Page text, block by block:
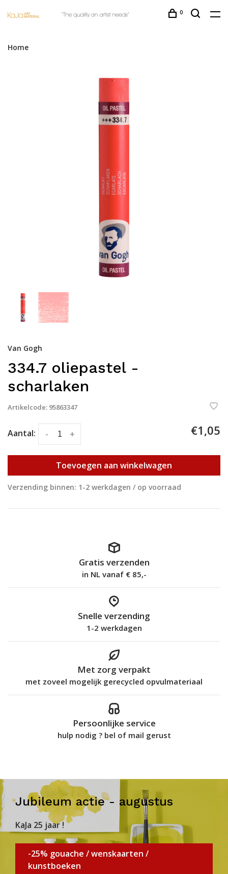
0
Home
Van Gogh
334.7 oliepastel -
scharlaken
Artikelcode: 95863347
Aantal: +
- €1,05
Toevoegen aan winkelwagen
Verzending binnen: 1-2 werkdagen / op voorraad
Gratis verzenden
in NL vanaf € 85,-
Snelle verzending
1-2 werkdagen
Met zorg verpakt
met zoveel mogelijk gerecycled opvulmateriaal
Persoonlijke service
hulp nodig ? bel of mail gerust
Jubileum actie - augustus
KaJa 25 jaar !
-25% gouache / wenskaarten /
kunstboeken